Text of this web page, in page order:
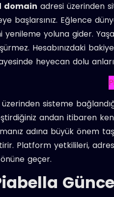
domain adresi üzerinden
başlarsınız. Eğlence
yenileme yoluna gider.
Hesabınızdaki
heyecan dolu
sisteme
andan itibaren
adına büyük önem
Platform yetkilileri, adres
geçer.